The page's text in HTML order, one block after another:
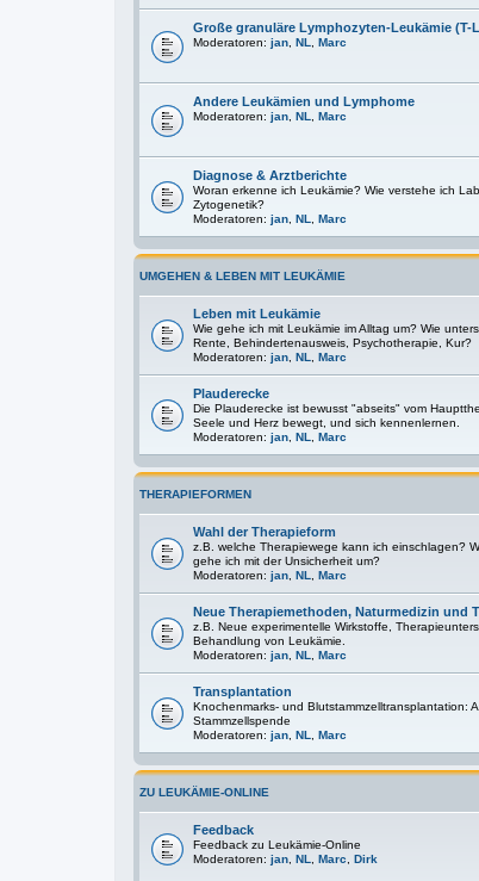
Große granuläre Lymphozyten-Leukämie (T-
Moderatoren: jan NL Marc
Andere Leukämien und Lymphome
Moderatoren: jan NL Marc
Diagnose & Arztberichte
Woran erkenne ich Leukämie? Wie verstehe ich
Zytogenetik?
Moderatoren: jan NL Marc
UMGEHEN & LEBEN MIT LEUKÄMIE
Leben mit Leukämie
Wie gehe ich mit Leukämie im Alltag um? Wie
Rente, Behindertenausweis, Psychotherapie, Kur?
Moderatoren: jan NL Marc
Plauderecke
Die Plauderecke ist bewusst "abseits" vom
Seele und Herz bewegt, und sich kennenlernen.
Moderatoren: jan NL Marc
THERAPIEFORMEN
Wahl der Therapieform
z.B. welche Therapiewege kann ich einschlagen?
gehe ich mit der Unsicherheit um?
Moderatoren: jan NL Marc
Neue Therapiemethoden, Naturmedizin und
z.B. Neue experimentelle Wirkstoffe,
Behandlung von Leukämie.
Moderatoren: jan NL Marc
Transplantation
Knochenmarks- und Blutstammzelltransplantation:
Stammzellspende
Moderatoren: jan NL Marc
ZU LEUKÄMIE-ONLINE
Feedback
Feedback zu Leukämie-Online
Moderatoren: jan NL Marc Dirk